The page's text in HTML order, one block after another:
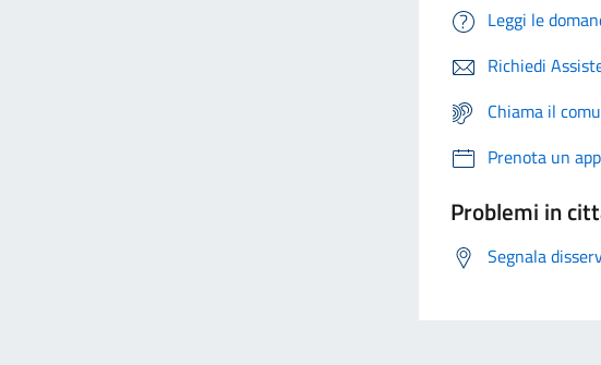
Leggi le
Richiedi
Chiama il
Prenota un
Problemi in
Segnala